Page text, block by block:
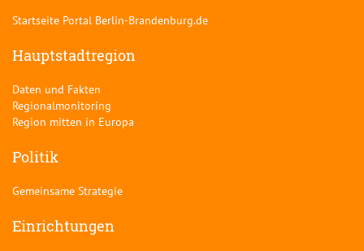
Startseite Portal Berlin-Brandenburg.de
Hauptstadtregion
Daten und Fakten
Regionalmonitoring
Region mitten in Europa
Politik
Gemeinsame Strategie
Einrichtungen